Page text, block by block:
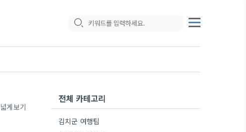
넓게보기
전체 카테고리
김치군 여행팁